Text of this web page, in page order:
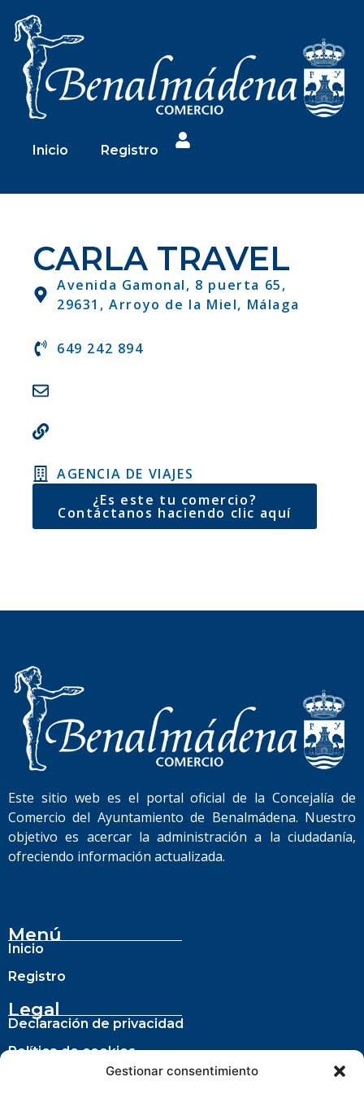
Gestionar consentimiento
Inicio Registro
CARLA TRAVEL
Avenida Gamonal, 8 puerta 65,
29631, Arroyo de la Miel, Málaga
649 242 894
AGENCIA DE VIAJES
¿Es este tu comercio?
Contáctanos haciendo clic aquí
Este sitio web es el portal oficial de la Concejalía de
Comercio del Ayuntamiento de Benalmádena. Nuestro
objetivo es acercar la administración a la ciudadanía,
ofreciendo información actualizada.
Menú
Inicio
Registro
Legal
Declaración de privacidad
Política de cookies